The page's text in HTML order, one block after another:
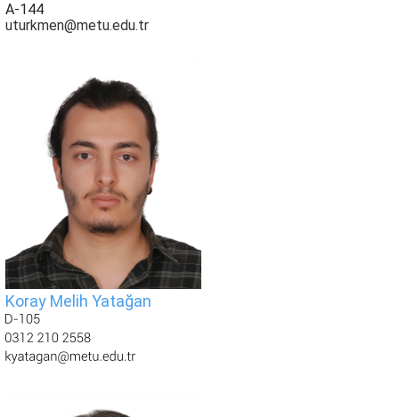
A-144
uturkmen@metu.edu.tr
Koray Melih Yatağan